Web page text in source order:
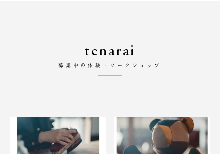
tenarai
-募集中の体験・ワークショップ-